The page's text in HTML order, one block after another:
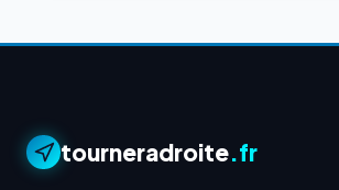
tourneradroite.fr